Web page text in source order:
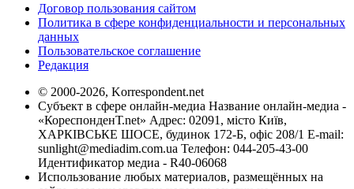
Договор пользования сайтом
Политика в сфере конфиденциальности и персональных
данных
Пользовательское соглашение
Редакция
© 2000-2026, Korrespondent.net
Субъект в сфере онлайн-медиа Название онлайн-медиа -
«КореспонденТ.net» Адрес: 02091, місто Київ,
ХАРКІВСЬКЕ ШОСЕ, будинок 172-Б, офіс 208/1 E-mail:
sunlight@mediadim.com.ua Телефон: 044-205-43-00
Идентификатор медиа - R40-06068
Использование любых материалов, размещённых на